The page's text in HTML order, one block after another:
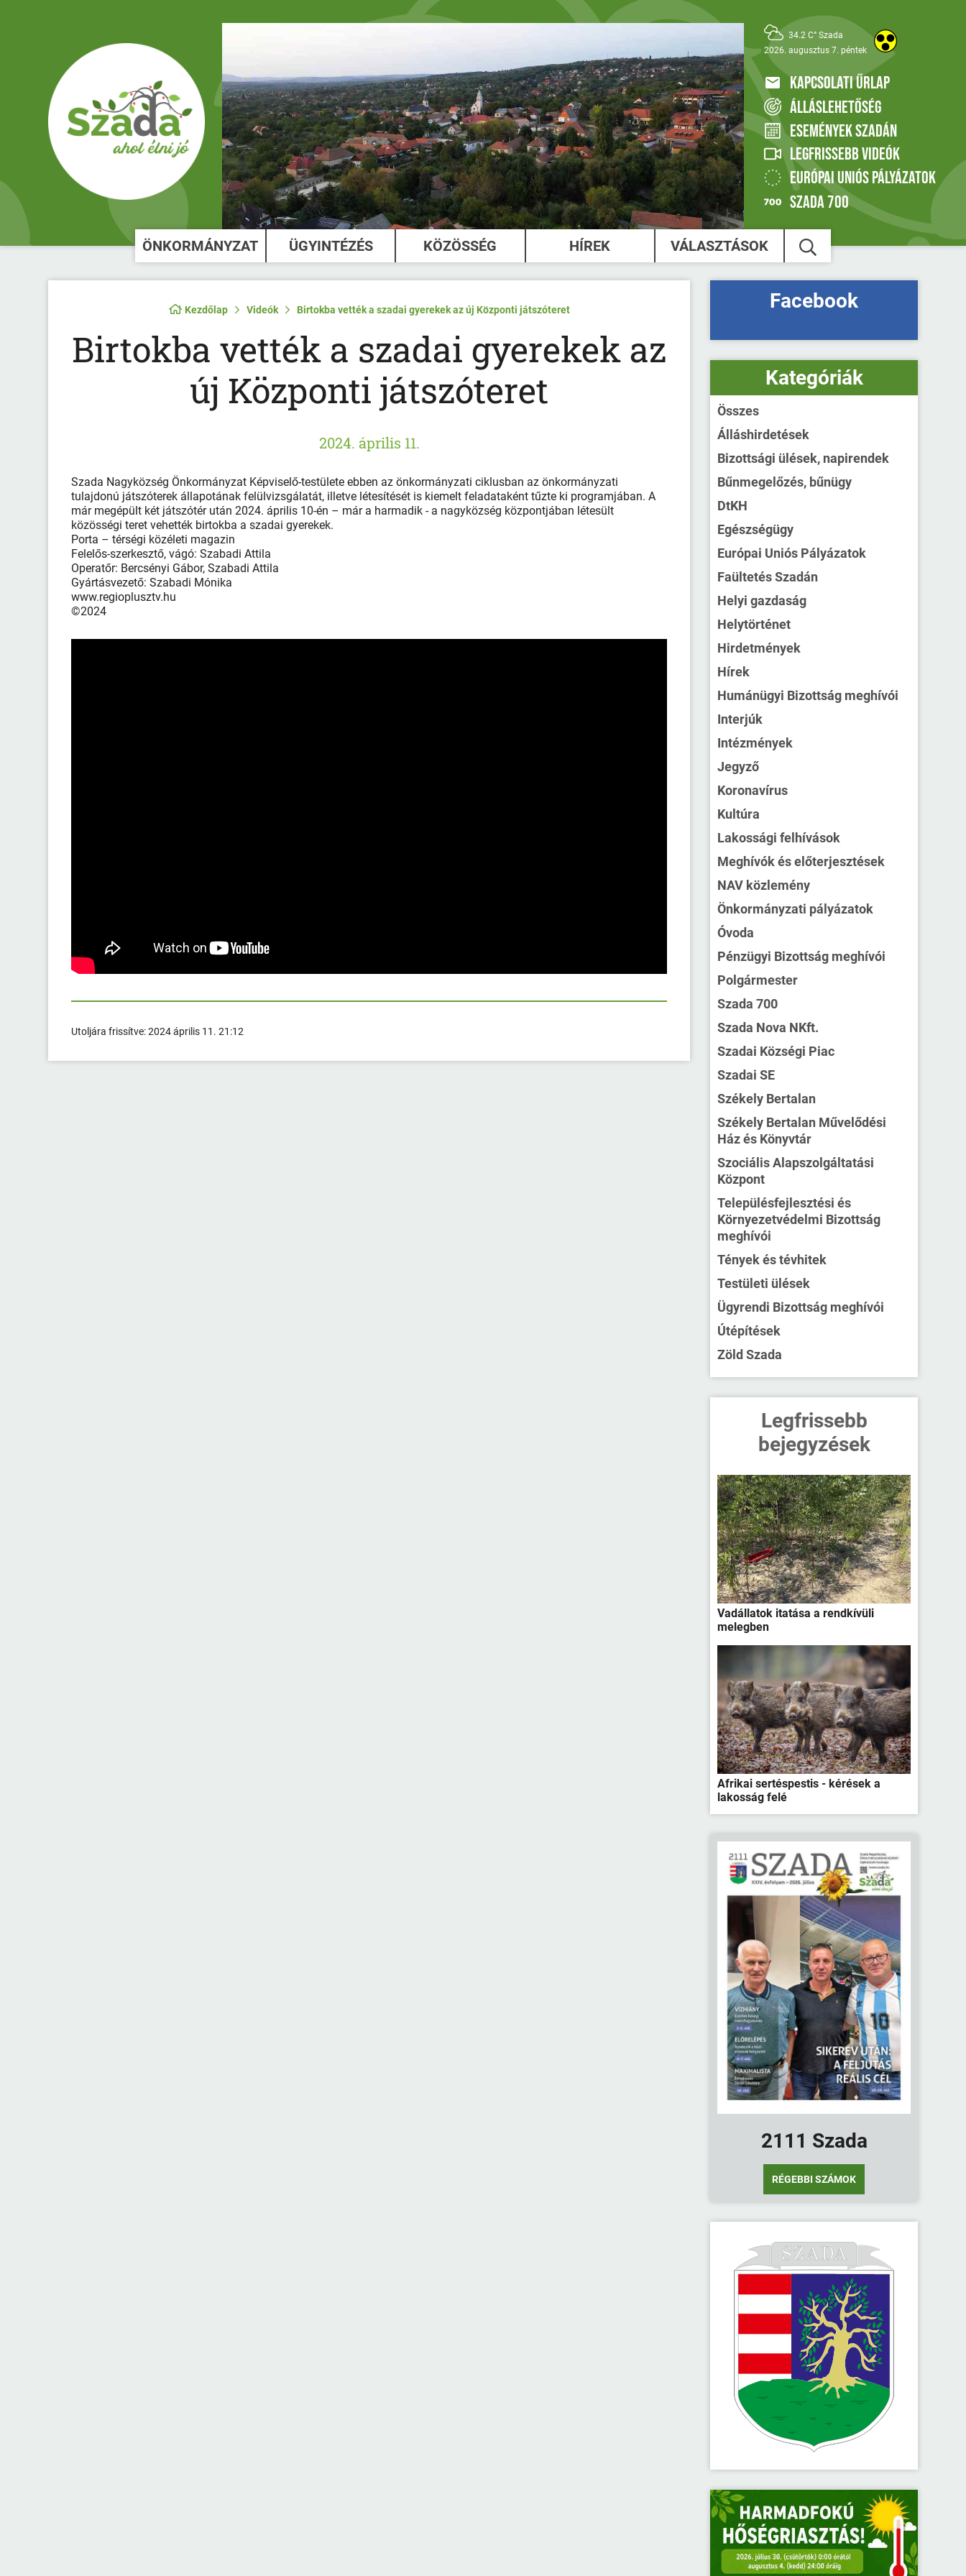
34.2 C° Szada
2026. augusztus 7. péntek
KAPCSOLATI ŰRLAP
ÁLLÁSLEHETŐSÉG
ESEMÉNYEK SZADÁN
LEGFRISSEBB VIDEÓK
EURÓPAI UNIÓS PÁLYÁZATOK
SZADA 700
ÖNKORMÁNYZAT ÜGYINTÉZÉS KÖZÖSSÉG HÍREK VÁLASZTÁSOK
Kezdőlap Videók Birtokba vették a szadai gyerekek az új Központi játszóteret
Birtokba vették a szadai gyerekek az
új Központi játszóteret
2024. április 11.
Szada Nagyközség Önkormányzat Képviselő-testülete ebben az önkormányzati ciklusban az önkormányzati
tulajdonú játszóterek állapotának felülvizsgálatát, illetve létesítését is kiemelt feladataként tűzte ki programjában. A
már megépült két játszótér után 2024. április 10-én – már a harmadik - a nagyközség központjában létesült
közösségi teret vehették birtokba a szadai gyerekek.
Porta – térségi közéleti magazin
Felelős-szerkesztő, vágó: Szabadi Attila
Operatőr: Bercsényi Gábor, Szabadi Attila
Gyártásvezető: Szabadi Mónika
www.regioplusztv.hu
©2024
Utoljára frissítve:2024 április 11. 21:12
Facebook
Kategóriák
Összes
Álláshirdetések
Bizottsági ülések, napirendek
Bűnmegelőzés, bűnügy
DtKH
Egészségügy
Európai Uniós Pályázatok
Faültetés Szadán
Helyi gazdaság
Helytörténet
Hirdetmények
Hírek
Humánügyi Bizottság meghívói
Interjúk
Intézmények
Jegyző
Koronavírus
Kultúra
Lakossági felhívások
Meghívók és előterjesztések
NAV közlemény
Önkormányzati pályázatok
Óvoda
Pénzügyi Bizottság meghívói
Polgármester
Szada 700
Szada Nova NKft.
Szadai Községi Piac
Szadai SE
Székely Bertalan
Székely Bertalan Művelődési
Ház és Könyvtár
Szociális Alapszolgáltatási
Központ
Településfejlesztési és
Környezetvédelmi Bizottság
meghívói
Tények és tévhitek
Testületi ülések
Ügyrendi Bizottság meghívói
Útépítések
Zöld Szada
Legfrissebb
bejegyzések
Vadállatok itatása a rendkívüli
melegben
Afrikai sertéspestis - kérések a
lakosság felé
2111 Szada
RÉGEBBI SZÁMOK